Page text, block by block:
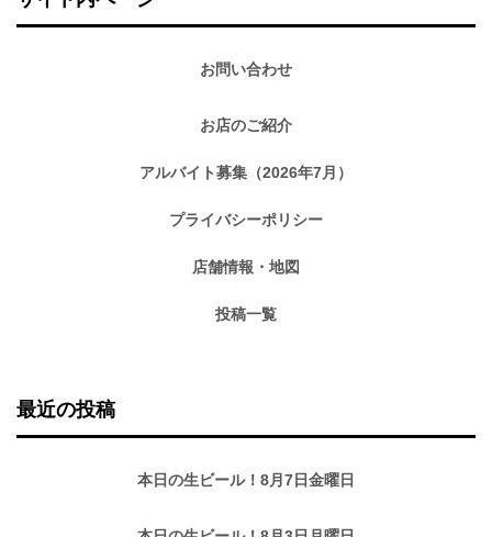
お問い合わせ
お店のご紹介
アルバイト募集（2026年7月）
プライバシーポリシー
店舗情報・地図
投稿一覧
最近の投稿
本日の生ビール！8月7日金曜日